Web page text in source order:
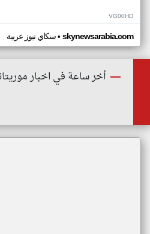
VG00HD
سكاي نيوز عربية• skynewsarabia.com
أخر ساعة في اخبار